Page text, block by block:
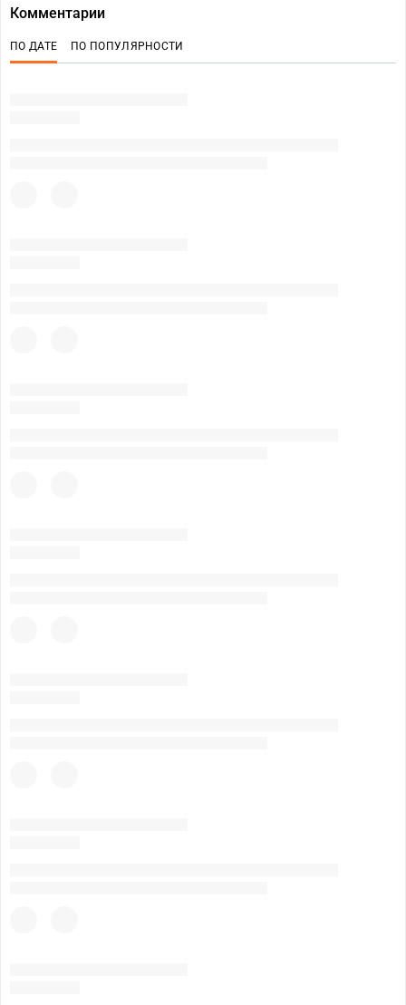
Комментарии
ПО ДАТЕ ПО ПОПУЛЯРНОСТИ